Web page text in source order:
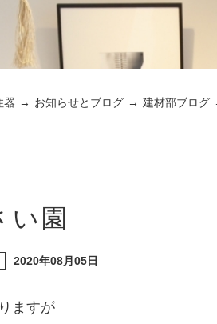
器 お知らせとブログ 建材部ブログ
い園
2020年08月05日
ますが